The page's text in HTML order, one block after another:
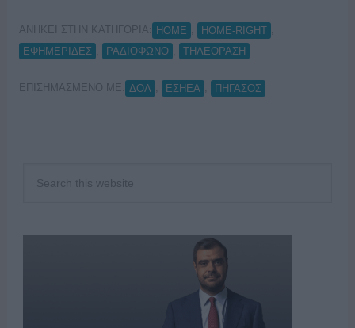
ΑΝΗΚΕΙ ΣΤΗΝ ΚΑΤΗΓΟΡΙΑ: HOME HOME-RIGHT
ΕΦΗΜΕΡΙΔΕΣ
ΡΑΔΙΟΦΩΝΟ ΤΗΛΕΟΡΑΣΗ
ΕΠΙΣΗΜΑΣΜΕΝΟ ΜΕ: ΔΟΛ ΕΣΗΕΑ ΠΗΓΑΣΟΣ